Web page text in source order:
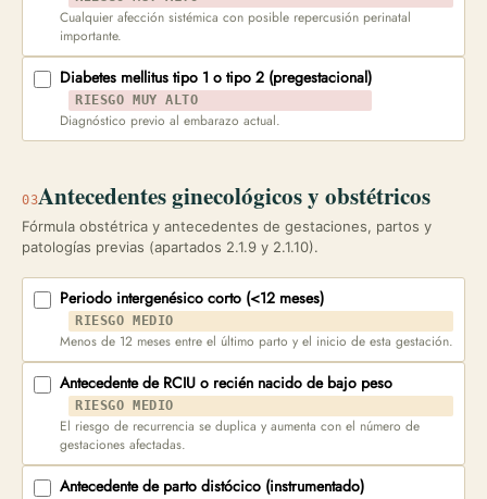
Cualquier afección sistémica con posible repercusión perinatal
importante.
Diabetes mellitus tipo 1 o tipo 2 (pregestacional)
RIESGO MUY ALTO
Diagnóstico previo al embarazo actual.
03Antecedentes ginecológicos y obstétricos
Fórmula obstétrica y antecedentes de gestaciones, partos y
patologías previas (apartados 2.1.9 y 2.1.10).
Periodo intergenésico corto (<12 meses)
RIESGO MEDIO
Menos de 12 meses entre el último parto y el inicio de esta gestación.
Antecedente de RCIU o recién nacido de bajo peso
RIESGO MEDIO
El riesgo de recurrencia se duplica y aumenta con el número de
gestaciones afectadas.
Antecedente de parto distócico (instrumentado)